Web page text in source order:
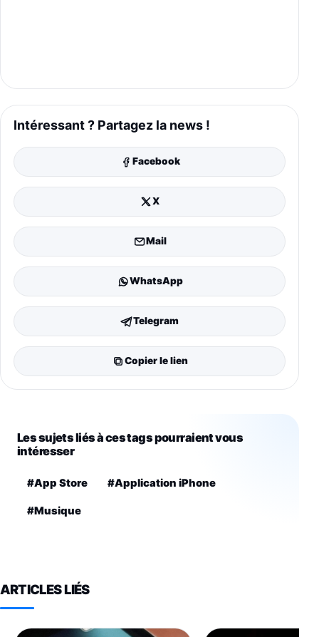
Intéressant ? Partagez la news !
Facebook
X
Mail
WhatsApp
Telegram
Copier le lien
Les sujets liés à ces tags pourraient vous
intéresser
#App Store #Application iPhone
#Musique
ARTICLES LIÉS